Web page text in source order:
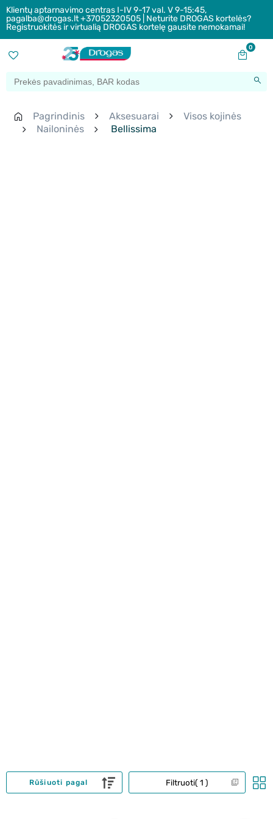
Klientų aptarnavimo centras I-IV 9-17 val. V 9-15:45,
pagalba@drogas.lt +37052320505 | Neturite DROGAS kortelės?
Registruokitės ir virtualią DROGAS kortelę gausite nemokamai!
0
Pagrindinis Aksesuarai
Visos kojinės
Nailoninės
Bellissima
Filtruoti 1
Rūšiuoti pagal